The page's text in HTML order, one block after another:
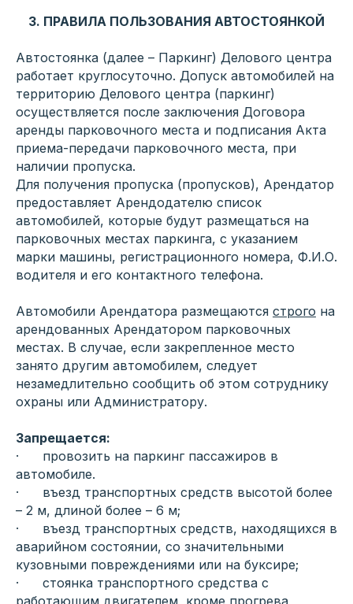
3. ПРАВИЛА ПОЛЬЗОВАНИЯ АВТОСТОЯНКОЙ
Автостоянка (далее – Паркинг) Делового центра
работает круглосуточно. Допуск автомобилей на
территорию Делового центра (паркинг)
осуществляется после заключения Договора
аренды парковочного места и подписания Акта
приема-передачи парковочного места, при
наличии пропуска.
Для получения пропуска (пропусков), Арендатор
предоставляет Арендодателю список
автомобилей, которые будут размещаться на
парковочных местах паркинга, с указанием
марки машины, регистрационного номера, Ф.И.О.
водителя и его контактного телефона.
Автомобили Арендатора размещаются строго на
арендованных Арендатором парковочных
местах. В случае, если закрепленное место
занято другим автомобилем, следует
незамедлительно сообщить об этом сотруднику
охраны или Администратору.
Запрещается:
· провозить на паркинг пассажиров в
автомобиле.
· въезд транспортных средств высотой более
– 2 м, длиной более – 6 м;
· въезд транспортных средств, находящихся в
аварийном состоянии, со значительными
кузовными повреждениями или на буксире;
· стоянка транспортного средства с
работающим двигателем, кроме прогрева